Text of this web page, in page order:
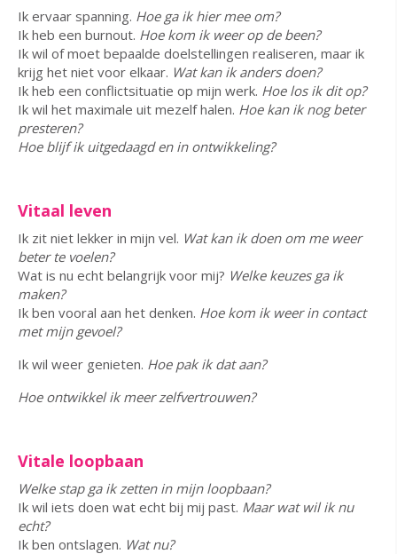
Ik ervaar spanning. Hoe ga ik hier mee om?
Ik heb een burnout. Hoe kom ik weer op de been?
Ik wil of moet bepaalde doelstellingen realiseren, maar ik
krijg het niet voor elkaar. Wat kan ik anders doen?
Ik heb een conflictsituatie op mijn werk. Hoe los ik dit op?
Ik wil het maximale uit mezelf halen. Hoe kan ik nog beter
presteren?
Hoe blijf ik uitgedaagd en in ontwikkeling?
Vitaal leven
Ik zit niet lekker in mijn vel. Wat kan ik doen om me weer
beter te voelen?
Wat is nu echt belangrijk voor mij? Welke keuzes ga ik
maken?
Ik ben vooral aan het denken. Hoe kom ik weer in contact
met mijn gevoel?
Ik wil weer genieten. Hoe pak ik dat aan?
Hoe ontwikkel ik meer zelfvertrouwen?
Vitale loopbaan
Welke stap ga ik zetten in mijn loopbaan?
Ik wil iets doen wat echt bij mij past. Maar wat wil ik nu
echt?
Ik ben ontslagen. Wat nu?